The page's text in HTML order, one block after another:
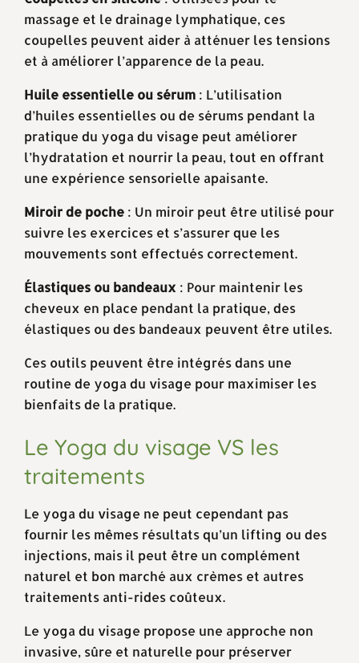
massage et le drainage lymphatique, ces
coupelles peuvent aider à atténuer les tensions
et à améliorer l’apparence de la peau.
Huile essentielle ou sérum : L’utilisation
d’huiles essentielles ou de sérums pendant la
pratique du yoga du visage peut améliorer
l’hydratation et nourrir la peau, tout en offrant
une expérience sensorielle apaisante.
Miroir de poche : Un miroir peut être utilisé pour
suivre les exercices et s’assurer que les
mouvements sont effectués correctement.
Élastiques ou bandeaux : Pour maintenir les
cheveux en place pendant la pratique, des
élastiques ou des bandeaux peuvent être utiles.
Ces outils peuvent être intégrés dans une
routine de yoga du visage pour maximiser les
bienfaits de la pratique.
Le Yoga du visage VS les
traitements
Le yoga du visage ne peut cependant pas
fournir les mêmes résultats qu’un lifting ou des
injections, mais il peut être un complément
naturel et bon marché aux crèmes et autres
traitements anti-rides coûteux.
Le yoga du visage propose une approche non
invasive, sûre et naturelle pour préserver